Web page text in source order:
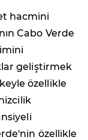
hacmini
Cabo Verde
geliştirmek
özellikle
özellikle